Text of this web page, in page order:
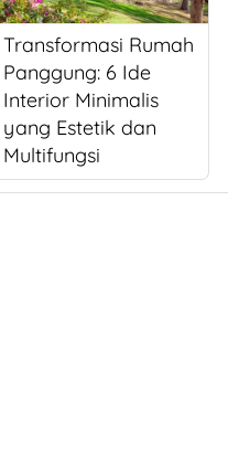
Transformasi Rumah
Panggung: 6 Ide
Interior Minimalis
yang Estetik dan
Multifungsi